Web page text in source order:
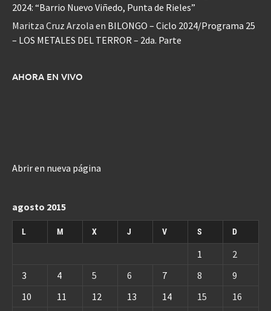
2024: “Barrio Nuevo Viñedo, Punta de Rieles”
Maritza Cruz Arzola en BILONGO – Ciclo 2024/Programa 25
– LOS METALES DEL TERROR – 2da. Parte
AHORA EN VIVO
Abrir en nueva página
agosto 2015
L M X J V S D
1
2
3
4 5 6 7 8
9
10
11 12 13 14 15 16